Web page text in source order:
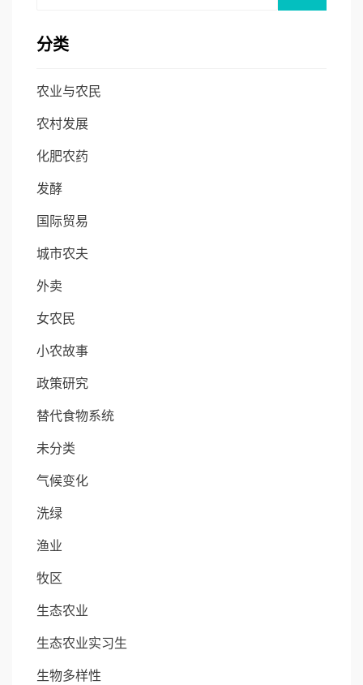
分类
农业与农民
农村发展
化肥农药
发酵
国际贸易
城市农夫
外卖
女农民
小农故事
政策研究
替代食物系统
未分类
气候变化
洗绿
渔业
牧区
生态农业
生态农业实习生
生物多样性